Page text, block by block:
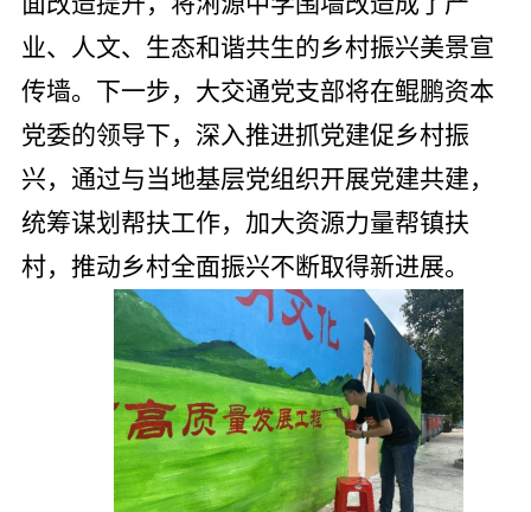
业、人文、生态和谐共生的乡村振兴美景宣
传墙。下一步，大交通党支部将在鲲鹏资本
党委的领导下，深入推进抓党建促乡村振
兴，通过与当地基层党组织开展党建共建，
统筹谋划帮扶工作，加大资源力量帮镇扶
村，推动乡村全面振兴不断取得新进展。